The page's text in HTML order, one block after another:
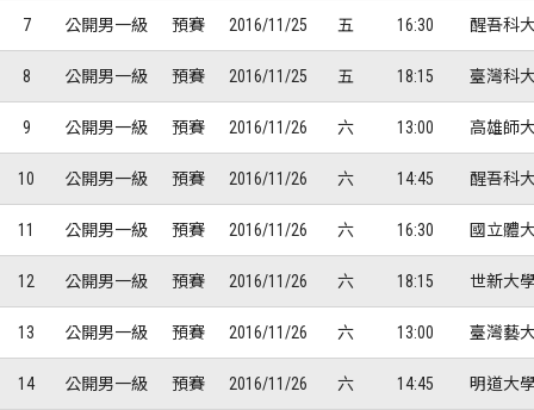
7 公開男一級 預賽 2016/11/25 五 16:30 醒吾科
8 公開男一級 預賽 2016/11/25 五 18:15 臺灣科
9 公開男一級 預賽 2016/11/26 六 13:00 高雄師
10 公開男一級 預賽 2016/11/26 六 14:45 醒吾科
11 公開男一級 預賽 2016/11/26 六 16:30 國立體
12 公開男一級 預賽 2016/11/26 六 18:15 世新大
13 公開男一級 預賽 2016/11/26 六 13:00 臺灣藝
14 公開男一級 預賽 2016/11/26 六 14:45 明道大